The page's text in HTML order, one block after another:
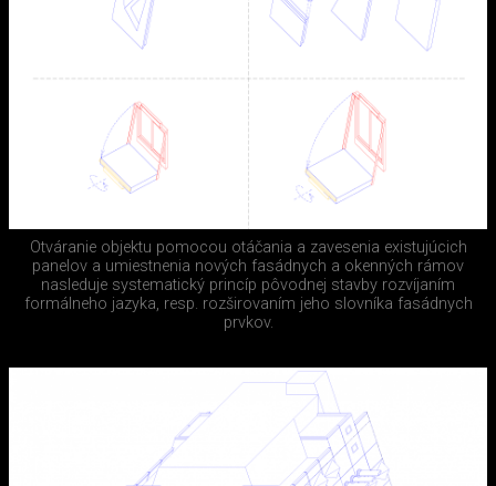
Otváranie objektu pomocou otáčania a zavesenia existujúcich
panelov a umiestnenia nových fasádnych a okenných rámov
nasleduje systematický princíp pôvodnej stavby rozvíjaním
formálneho jazyka, resp. rozširovaním jeho slovníka fasádnych
prvkov.